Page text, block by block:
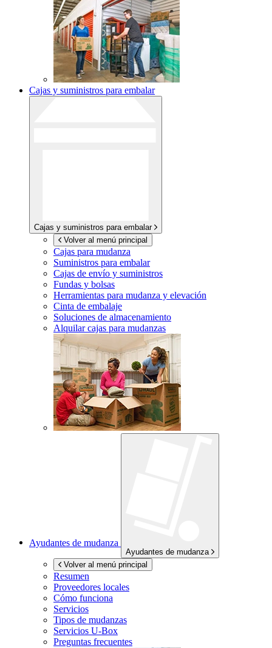
Cajas y suministros para embalar
Cajas y suministros para embalar
Volver al menú principal
Cajas para mudanza
Suministros para embalar
Cajas de envío y suministros
Fundas y bolsas
Herramientas para mudanza y elevación
Cinta de embalaje
Soluciones de almacenamiento
Alquilar cajas para mudanzas
Ayudantes de mudanza
Ayudantes de mudanza
Volver al menú principal
Resumen
Proveedores locales
Cómo funciona
Servicios
Tipos de mudanzas
Servicios U-Box
Preguntas frecuentes